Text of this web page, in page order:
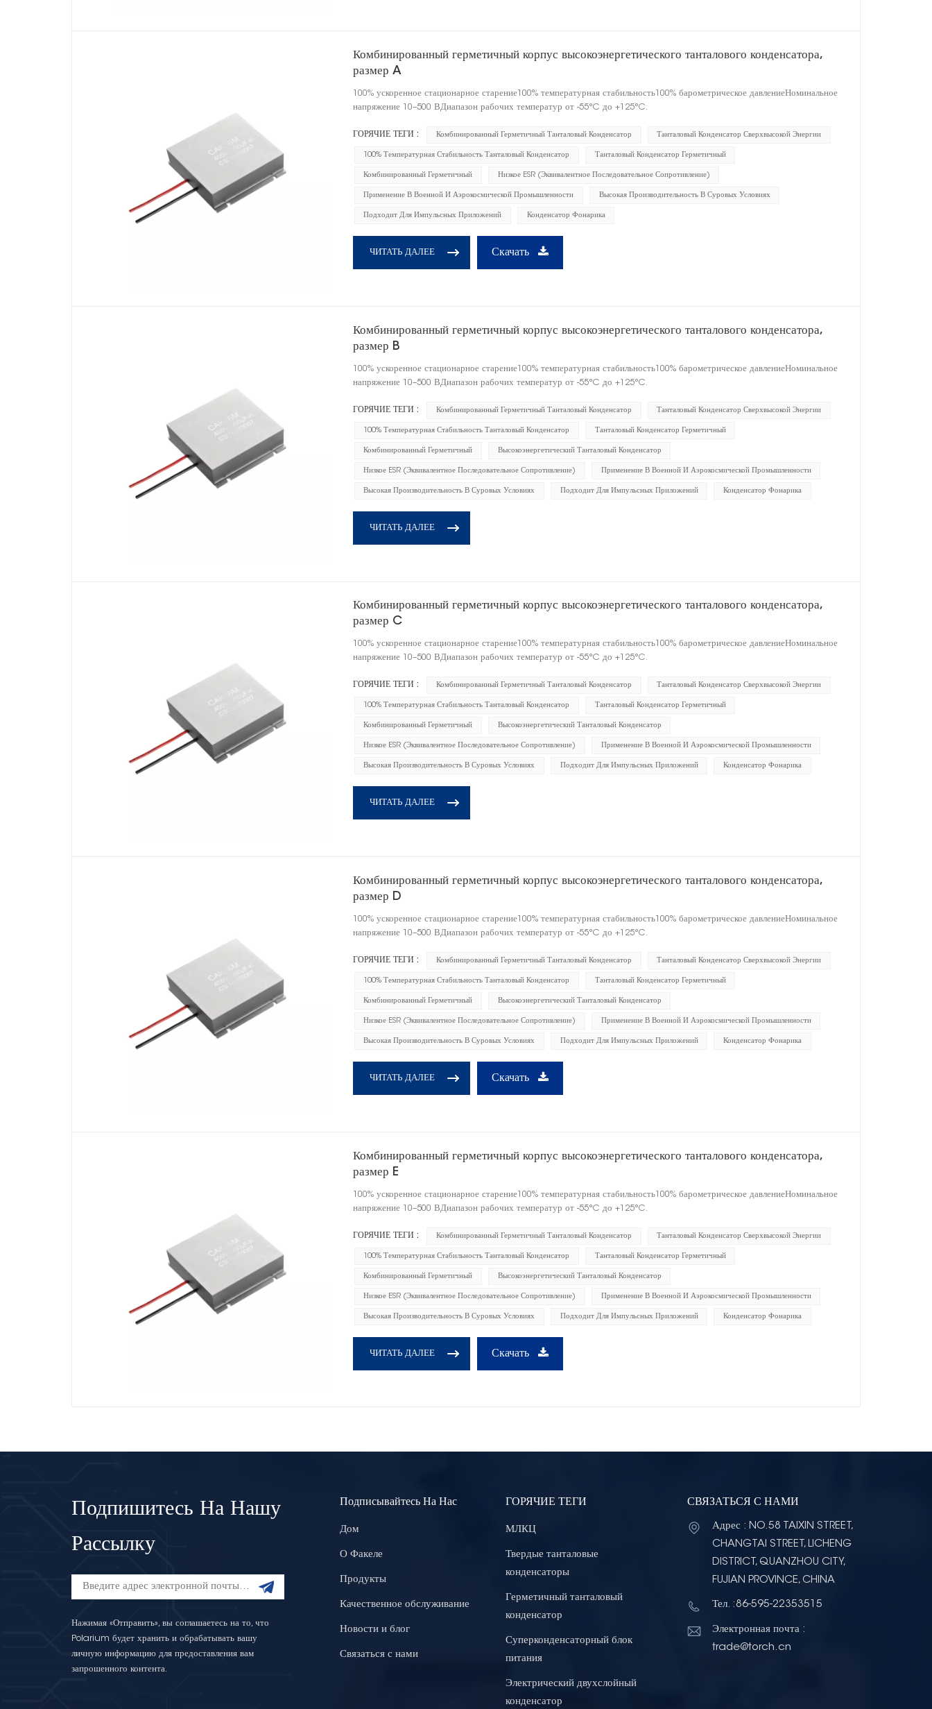
Комбинированный герметичный корпус высокоэнергетического танталового конденсатора,
размер A
100% ускоренное стационарное старение100% температурная стабильность100% барометрическое давлениеНоминальное
напряжение 10–500 ВДиапазон рабочих температур от -55°C до +125°C.
ГОРЯЧИЕ ТЕГИ : Комбинированный Герметичный Танталовый Конденсатор Танталовый Конденсатор Сверхвысокой Энергии
100% Температурная Стабильность Танталовый Конденсатор Танталовый Конденсатор Герметичный
Комбинированный Герметичный Низкое ESR (эквивалентное Последовательное Сопротивление)
Применение В Военной И Аэрокосмической Промышленности Высокая Производительность В Суровых Условиях
Подходит Для Импульсных Приложений Конденсатор Фонарика
ЧИТАТЬ ДАЛЕЕ Скачать
Комбинированный герметичный корпус высокоэнергетического танталового конденсатора,
размер B
100% ускоренное стационарное старение100% температурная стабильность100% барометрическое давлениеНоминальное
напряжение 10–500 ВДиапазон рабочих температур от -55°C до +125°C.
ГОРЯЧИЕ ТЕГИ : Комбинированный Герметичный Танталовый Конденсатор Танталовый Конденсатор Сверхвысокой Энергии
100% Температурная Стабильность Танталовый Конденсатор Танталовый Конденсатор Герметичный
Комбинированный Герметичный Высокоэнергетический Танталовый Конденсатор
Низкое ESR (эквивалентное Последовательное Сопротивление) Применение В Военной И Аэрокосмической Промышленности
Высокая Производительность В Суровых Условиях Подходит Для Импульсных Приложений Конденсатор Фонарика
ЧИТАТЬ ДАЛЕЕ
Комбинированный герметичный корпус высокоэнергетического танталового конденсатора,
размер C
100% ускоренное стационарное старение100% температурная стабильность100% барометрическое давлениеНоминальное
напряжение 10–500 ВДиапазон рабочих температур от -55°C до +125°C.
ГОРЯЧИЕ ТЕГИ : Комбинированный Герметичный Танталовый Конденсатор Танталовый Конденсатор Сверхвысокой Энергии
100% Температурная Стабильность Танталовый Конденсатор Танталовый Конденсатор Герметичный
Комбинированный Герметичный Высокоэнергетический Танталовый Конденсатор
Низкое ESR (эквивалентное Последовательное Сопротивление) Применение В Военной И Аэрокосмической Промышленности
Высокая Производительность В Суровых Условиях Подходит Для Импульсных Приложений Конденсатор Фонарика
ЧИТАТЬ ДАЛЕЕ
Комбинированный герметичный корпус высокоэнергетического танталового конденсатора,
размер D
100% ускоренное стационарное старение100% температурная стабильность100% барометрическое давлениеНоминальное
напряжение 10–500 ВДиапазон рабочих температур от -55°C до +125°C.
ГОРЯЧИЕ ТЕГИ : Комбинированный Герметичный Танталовый Конденсатор Танталовый Конденсатор Сверхвысокой Энергии
100% Температурная Стабильность Танталовый Конденсатор Танталовый Конденсатор Герметичный
Комбинированный Герметичный Высокоэнергетический Танталовый Конденсатор
Низкое ESR (эквивалентное Последовательное Сопротивление) Применение В Военной И Аэрокосмической Промышленности
Высокая Производительность В Суровых Условиях Подходит Для Импульсных Приложений Конденсатор Фонарика
ЧИТАТЬ ДАЛЕЕ Скачать
Комбинированный герметичный корпус высокоэнергетического танталового конденсатора,
размер E
100% ускоренное стационарное старение100% температурная стабильность100% барометрическое давлениеНоминальное
напряжение 10–500 ВДиапазон рабочих температур от -55°C до +125°C.
ГОРЯЧИЕ ТЕГИ : Комбинированный Герметичный Танталовый Конденсатор Танталовый Конденсатор Сверхвысокой Энергии
100% Температурная Стабильность Танталовый Конденсатор Танталовый Конденсатор Герметичный
Комбинированный Герметичный Высокоэнергетический Танталовый Конденсатор
Низкое ESR (эквивалентное Последовательное Сопротивление) Применение В Военной И Аэрокосмической Промышленности
Высокая Производительность В Суровых Условиях Подходит Для Импульсных Приложений Конденсатор Фонарика
ЧИТАТЬ ДАЛЕЕ Скачать
Подпишитесь На Нашу
Рассылку
Нажимая «Отправить», вы соглашаетесь на то, что
Polarium будет хранить и обрабатывать вашу
личную информацию для предоставления вам
запрошенного контента.
Подписывайтесь На Нас
Дом
О Факеле
Продукты
Качественное обслуживание
Новости и блог
Связаться с нами
ГОРЯЧИЕ ТЕГИ
МЛКЦ
Твердые танталовые
конденсаторы
Герметичный танталовый
конденсатор
Суперконденсаторный блок
питания
Электрический двухслойный
конденсатор
СВЯЗАТЬСЯ С НАМИ
Адрес : NO.58 TAIXIN STREET,
CHANGTAI STREET, LICHENG
DISTRICT, QUANZHOU CITY,
FUJIAN PROVINCE, CHINA
Тел. :86-595-22353515
Электронная почта :
trade@torch.cn